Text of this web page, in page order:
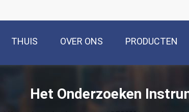
THUIS OVER ONS PRODUCTEN
Het Onderzoeken